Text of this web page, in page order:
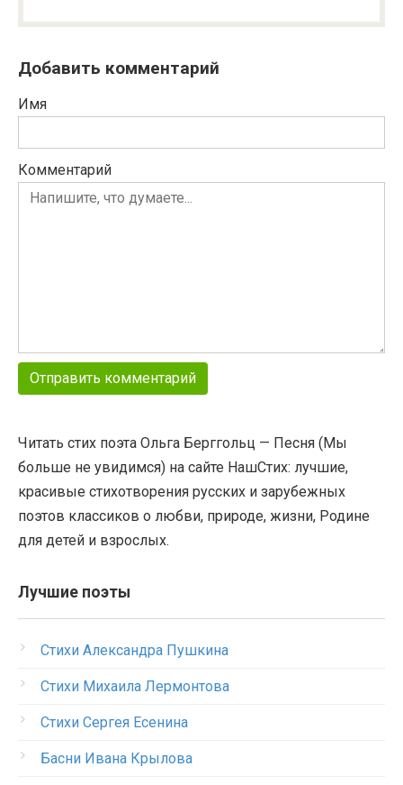
Добавить комментарий
Имя
Комментарий
Читать стих поэта Ольга Берггольц — Песня (Мы
больше не увидимся) на сайте НашСтих: лучшие,
красивые стихотворения русских и зарубежных
поэтов классиков о любви, природе, жизни, Родине
для детей и взрослых.
Лучшие поэты
Стихи Александра Пушкина
Стихи Михаила Лермонтова
Стихи Сергея Есенина
Басни Ивана Крылова